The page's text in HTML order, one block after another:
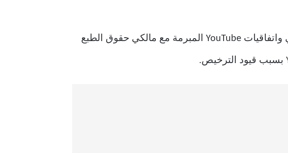
قد يختلف مدى توفر الأغاني على YouTube Music بناءً على موقعك الجغرافي واتفاقيات YouTube المبرمة مع مالكي حقوق الطبع